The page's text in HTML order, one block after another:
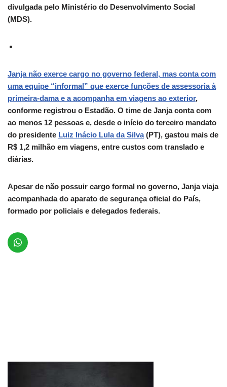
divulgada pelo Ministério do Desenvolvimento Social
(MDS).
Janja não exerce cargo no governo federal, mas conta com
uma equipe “informal” que exerce funções de assessoria à
primeira-dama e a acompanha em viagens ao exterior,
conforme registrou o Estadão. O time de Janja conta com
ao menos 12 pessoas e, desde o início do terceiro mandato
do presidente Luiz Inácio Lula da Silva(PT), gastou mais de
R$ 1,2 milhão em viagens, entre custos com translado e
diárias.
Apesar de não possuir cargo formal no governo, Janja viaja
acompanhada do aparato de segurança oficial do País,
formado por policiais e delegados federais.